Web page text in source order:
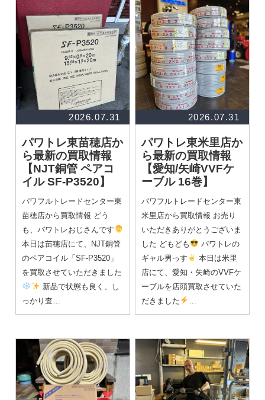
2026.07.31
パワトレ東苗穂店か
ら最新の買取情報
【NJT銅管 ペアコ
イル SF-P3520】
パワフルトレードセンター東
苗穂店から買取情報 どう
も、パワトレおじさんです
本日は苗穂店にて、NJT銅管
のペアコイル「SF-P3520」
を買取させていただきました
新品で状態も良く、し
っかり査…
2026.07.31
パワトレ東米里店か
ら最新の買取情報
【愛知/矢崎VVFケ
ーブル 16巻】
パワフルトレードセンター東
米里店から買取情報 お売り
いただきありがとうございま
した どもども
パワトレの
ギャル男っす
本日は米里
店にて、愛知・矢崎のVVFケ
ーブルを店頭買取させていた
だきました
…